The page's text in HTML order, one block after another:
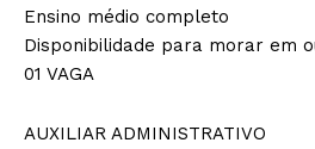
Ensino médio completo
Disponibilidade para morar em
01 VAGA
AUXILIAR ADMINISTRATIVO